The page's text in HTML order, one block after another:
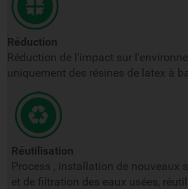
Réduction
Réduction de l'impact sur
uniquement des résines de latex à
Réutilisation
Process , installation de nouveaux
et de filtration des eaux usées,